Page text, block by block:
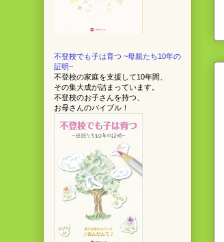
不登校でも子は育つ ~母親たち10年の
証明~
不登校の家庭を支援して10年間、
その集大成が詰まっています。
不登校のお子さんを持つ、
お母さんのバイブル！